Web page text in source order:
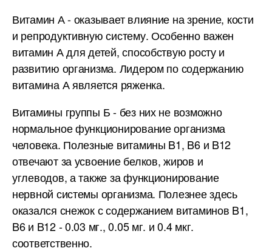
Витамин А - оказывает влияние на зрение, кости
и репродуктивную систему. Особенно важен
витамин А для детей, способствую росту и
развитию организма. Лидером по содержанию
витамина А является ряженка.
Витамины группы Б - без них не возможно
нормальное функционирование организма
человека. Полезные витамины B1, B6 и B12
отвечают за усвоение белков, жиров и
углеводов, а также за функционирование
нервной системы организма. Полезнее здесь
оказался снежок с содержанием витаминов B1,
B6 и B12 - 0.03 мг., 0.05 мг. и 0.4 мкг.
соответственно.